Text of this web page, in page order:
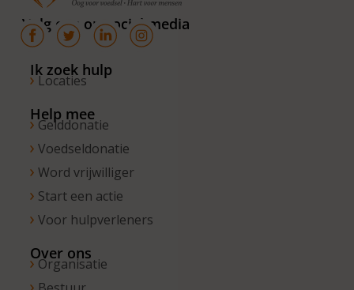
16.00 uur. Op
de vrijdagen
zijn wij
bereikbaar
van 10.00 –
Volg ons op social media
Ik zoek hulp
Locaties
Help mee
Gelddonatie
Voedseldonatie
Word vrijwilliger
Start een actie
Voor hulpverleners
Over ons
Organisatie